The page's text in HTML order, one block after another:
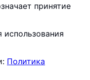
принятие
использования
Политика